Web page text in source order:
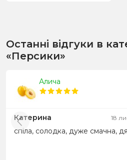
Останні відгуки в
«Персики»
Алича
Катерина 18
спіла, солодка, дуже смачна,